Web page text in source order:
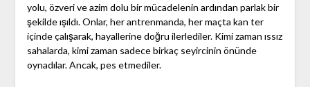
yolu, özveri ve azim dolu bir mücadelenin ardından parlak bir
şekilde ışıldı. Onlar, her antrenmanda, her maçta kan ter
içinde çalışarak, hayallerine doğru ilerlediler. Kimi zaman ıssız
sahalarda, kimi zaman sadece birkaç seyircinin önünde
oynadılar. Ancak, pes etmediler.